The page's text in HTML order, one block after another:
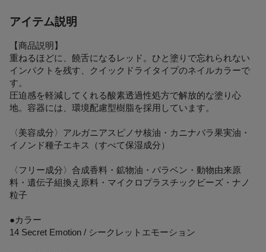
アイテム説明
【商品説明】
重ねるほどに、饒舌になるレッド。ひと塗りで忘れられない
インパクトを残す、クイックドライタイプのネイルカラーで
す。
圧迫感を軽減してくれる酸素透過性処方で解放的な塗り心
地。容器には、環境配慮型樹脂を採用しています。
〈美容成分〉アルガニアスピノサ核油・カニナバラ果実油・
イノンド種子エキス（すべて保湿成分）
〈フリー成分〉合成香料・鉱物油・パラベン・動物由来原
料・遺伝子組換え原料・マイクロプラスチックビーズ・ナノ
粒子
●カラー
14 Secret Emotion / シークレットエモーション